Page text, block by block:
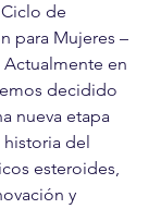
de
para Mujeres –
en
decidido
nueva etapa
del
esteroides,
y